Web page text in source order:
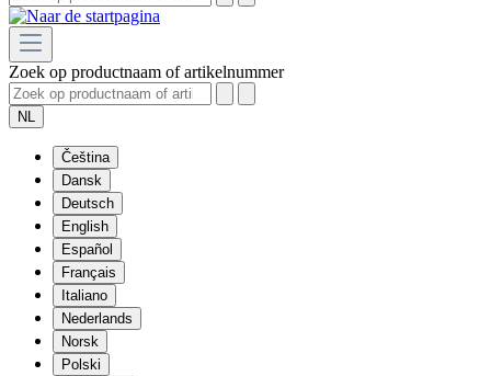
Zoek op productnaam of artikelnummer
NL
Čeština
Dansk
Deutsch
English
Español
Français
Italiano
Nederlands
Norsk
Polski